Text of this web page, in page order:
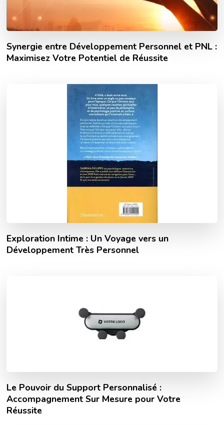
Synergie entre Développement Personnel et PNL :
Maximisez Votre Potentiel de Réussite
Exploration Intime : Un Voyage vers un
Développement Très Personnel
Le Pouvoir du Support Personnalisé :
Accompagnement Sur Mesure pour Votre
Réussite